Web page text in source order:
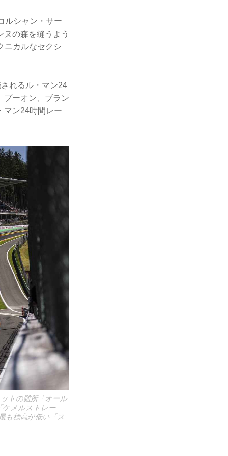
ルシャン・サー
の森を縫うよう
ニカルなセクシ
れるル・マン24
プーオン、ブラン
マン24時間レー
トの難所「オール
ケメルストレー
も標高が低い「ス